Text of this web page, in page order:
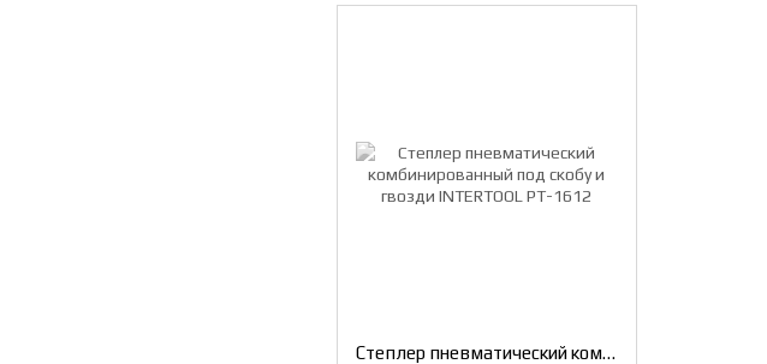
Степлер пневматический комбинированный под скобу и гвозди INTERTOOL PT-1612